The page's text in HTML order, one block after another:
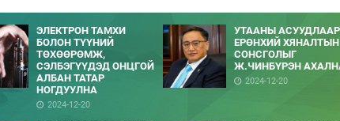
ЭЛЕКТРОН ТАМХИ
БОЛОН ТҮҮНИЙ
ТӨХӨӨРӨМЖ,
СЭЛБЭГҮҮДЭД ОНЦГОЙ
АЛБАН ТАТАР
НОГДУУЛНА
2024-12-20
УТААНЫ АСУУДЛААР
ЕРӨНХИЙ ХЯНАЛТЫН
СОНСГОЛЫГ
Ж.ЧИНБҮРЭН
2024-12-20